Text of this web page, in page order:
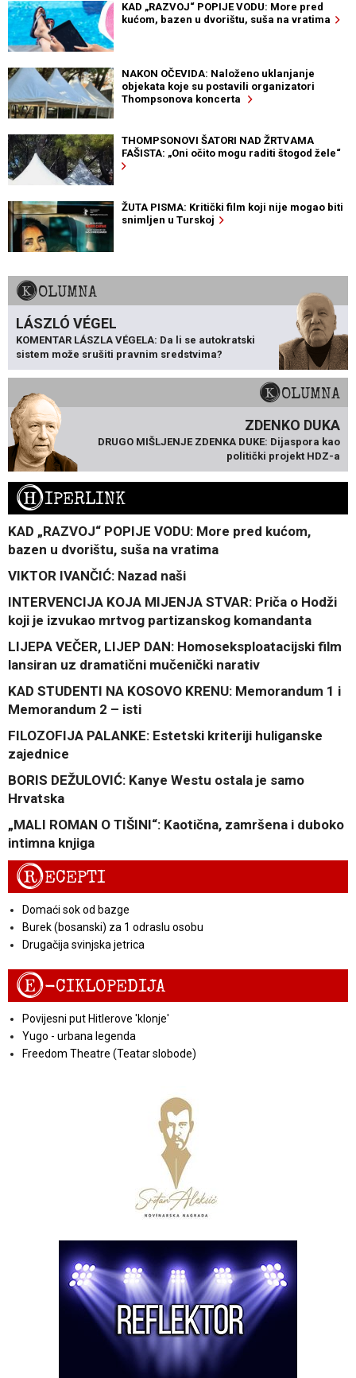
KAD „RAZVOJ“ POPIJE VODU: More pred
kućom, bazen u dvorištu, suša na vratima
NAKON OČEVIDA: Naloženo uklanjanje
objekata koje su postavili organizatori
Thompsonova koncerta
THOMPSONOVI ŠATORI NAD ŽRTVAMA
FAŠISTA: „Oni očito mogu raditi štogod žele“
ŽUTA PISMA: Kritički film koji nije mogao biti
snimljen u Turskoj
KOLUMNA
LÁSZLÓ VÉGEL
KOMENTAR LÁSZLA VÉGELA: Da li se autokratski
sistem može srušiti pravnim sredstvima?
KOLUMNA
ZDENKO DUKA
DRUGO MIŠLJENJE ZDENKA DUKE: Dijaspora kao
politički projekt HDZ-a
HIPERLINK
KAD „RAZVOJ“ POPIJE VODU: More pred kućom,
bazen u dvorištu, suša na vratima
VIKTOR IVANČIĆ: Nazad naši
INTERVENCIJA KOJA MIJENJA STVAR: Priča o Hodži
koji je izvukao mrtvog partizanskog komandanta
LIJEPA VEČER, LIJEP DAN: Homoseksploatacijski film
lansiran uz dramatični mučenički narativ
KAD STUDENTI NA KOSOVO KRENU: Memorandum 1 i
Memorandum 2 – isti
FILOZOFIJA PALANKE: Estetski kriteriji huliganske
zajednice
BORIS DEŽULOVIĆ: Kanye Westu ostala je samo
Hrvatska
„MALI ROMAN O TIŠINI“: Kaotična, zamršena i duboko
intimna knjiga
RECEPTI
Domaći sok od bazge
Burek (bosanski) za 1 odraslu osobu
Drugačija svinjska jetrica
E-CIKLOPEDIJA
Povijesni put Hitlerove 'klonje'
Yugo - urbana legenda
Freedom Theatre (Teatar slobode)